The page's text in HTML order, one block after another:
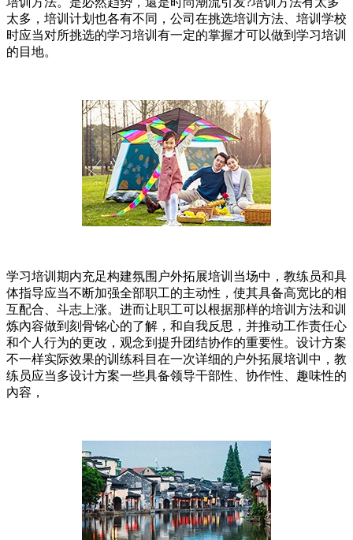
太多，培训计划也各有不同，公司在挑选培训方法、培训学校
时应当对所挑选的学习培训有一定的掌握才可以做到学习培训
的目地。
学习培训期内充足构建氛围户外拓展培训当场中，教练员和具
体指导应当不断加强全部职工的主动性，使其具备高宽比的相
互配合、斗志上涨。进而让职工可以根据那样的培训方法和训
炼內容做到刻骨铭心的了解，和自我反思，并推动工作责任心
和个人行为的更改，观念到提升团结协作的重要性。设计方案
不一样实际效果的训练科目在一次详细的户外拓展培训中，教
练员应当多设计方案一些具备领导干部性、协作性、趣味性的
內容，